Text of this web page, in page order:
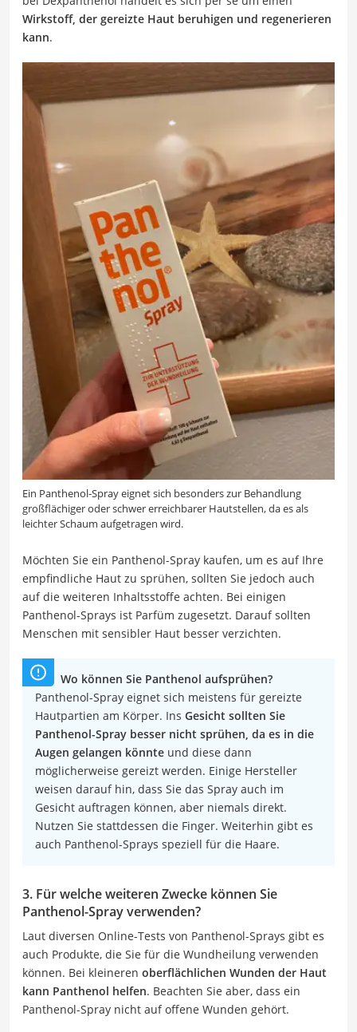
Wirkstoff, der gereizte Haut beruhigen und regenerieren
kann.
Ein Panthenol-Spray eignet sich besonders zur Behandlung
großflächiger oder schwer erreichbarer Hautstellen, da es als
leichter Schaum aufgetragen wird.
Möchten Sie ein Panthenol-Spray kaufen, um es auf Ihre
empfindliche Haut zu sprühen, sollten Sie jedoch auch
auf die weiteren Inhaltsstoffe achten. Bei einigen
Panthenol-Sprays ist Parfüm zugesetzt. Darauf sollten
Menschen mit sensibler Haut besser verzichten.
Wo können Sie Panthenol aufsprühen?
Panthenol-Spray eignet sich meistens für gereizte
Hautpartien am Körper. Ins Gesicht sollten Sie
Panthenol-Spray besser nicht sprühen, da es in die
Augen gelangen könnte und diese dann
möglicherweise gereizt werden. Einige Hersteller
weisen darauf hin, dass Sie das Spray auch im
Gesicht auftragen können, aber niemals direkt.
Nutzen Sie stattdessen die Finger. Weiterhin gibt es
auch Panthenol-Sprays speziell für die Haare.
3. Für welche weiteren Zwecke können Sie
Panthenol-Spray verwenden?
Laut diversen Online-Tests von Panthenol-Sprays gibt es
auch Produkte, die Sie für die Wundheilung verwenden
können. Bei kleineren oberflächlichen Wunden der Haut
kann Panthenol helfen. Beachten Sie aber, dass ein
Panthenol-Spray nicht auf offene Wunden gehört.